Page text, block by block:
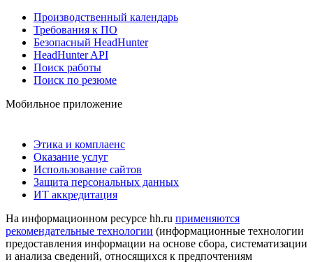
Производственный календарь
Требования к ПО
Безопасный HeadHunter
HeadHunter API
Поиск работы
Поиск по резюме
Мобильное приложение
Этика и комплаенс
Оказание услуг
Использование сайтов
Защита персональных данных
ИТ аккредитация
На информационном ресурсе hh.ru применяются
рекомендательные технологии (информационные технологии
предоставления информации на основе сбора, систематизации
и анализа сведений, относящихся к предпочтениям